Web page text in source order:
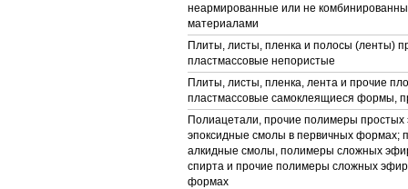
неармированные или не
материалами
Плиты, листы, пленка и полосы (ленты)
пластмассовые непористые
Плиты, листы, пленка, лента и прочие
пластмассовые самоклеящиеся формы,
Полиацетали, прочие полимеры простых
эпоксидные смолы в первичных формах;
алкидные смолы, полимеры сложных
спирта и прочие полимеры сложных
формах